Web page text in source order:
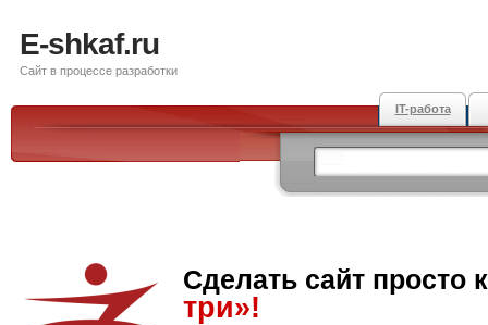
E-shkaf.ru
Сайт в процессе разработки
IT-работа
Сделать сайт просто
три»!